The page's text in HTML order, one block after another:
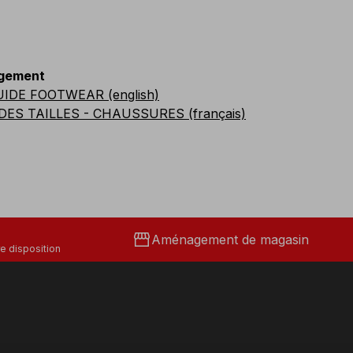
FOOTWEAR (english)
TAILLES - CHAUSSURES (français)
disposition storefrontAménagement de magasin